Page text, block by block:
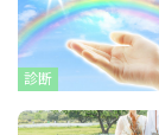
診断